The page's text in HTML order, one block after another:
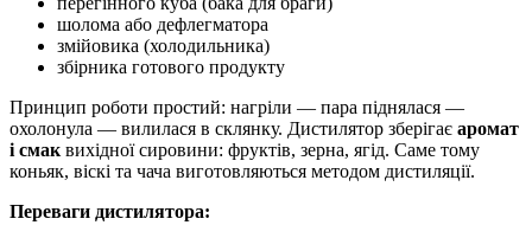
шолома або дефлегматора
змійовика (холодильника)
збірника готового продукту
Принцип роботи простий: нагріли — пара піднялася —
охолонула — вилилася в склянку. Дистилятор зберігає аромат
і смак вихідної сировини: фруктів, зерна, ягід. Саме тому
коньяк, віскі та чача виготовляються методом дистиляції.
Переваги дистилятора: